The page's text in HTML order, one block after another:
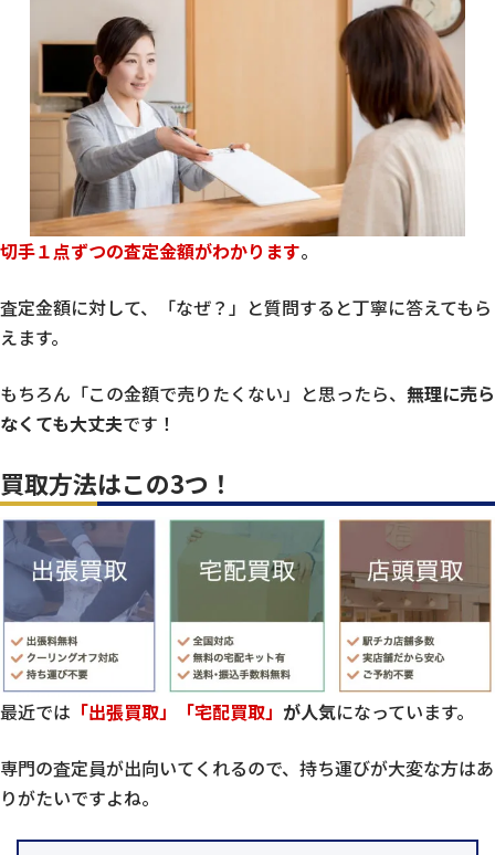
切手１点ずつの査定金額がわかります。
査定金額に対して、「なぜ？」と質問すると丁寧に答えてもら
えます。
もちろん「この金額で売りたくない」と思ったら、 無理に売ら
なくても大丈夫です！
買取方法はこの3つ！
最近では 「出張買取」「宅配買取」 が人気になっています。
専門の査定員が出向いてくれるので、持ち運びが大変な方はあ
りがたいですよね。